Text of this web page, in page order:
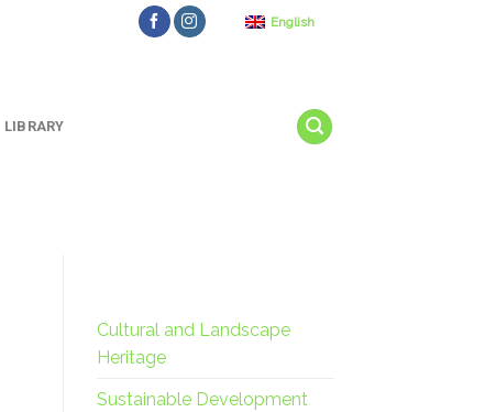
English
LIBRARY
Cultural and Landscape
Heritage
Sustainable Development